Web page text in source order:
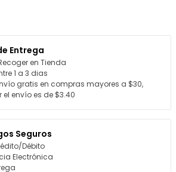
Entrega
en Tienda
1 a 3 dias
gratis en compras mayores a $30,
el envío es de $3.40
Seguros
Débito
Electrónica